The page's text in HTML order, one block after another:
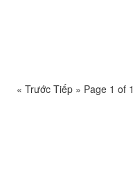
« Trước Tiếp » Page 1 of 1